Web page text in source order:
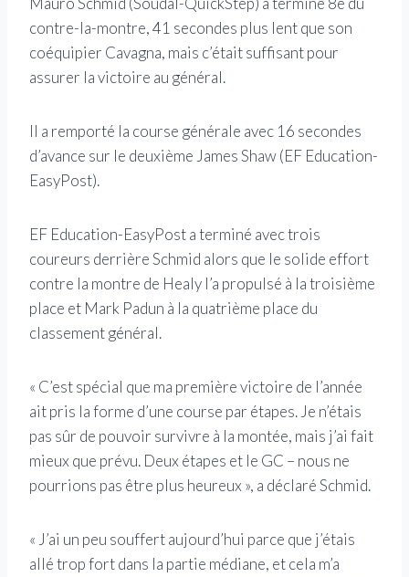
contre-la-montre, 41 secondes plus lent que son
coéquipier Cavagna, mais c’était suffisant pour
assurer la victoire au général.
Il a remporté la course générale avec 16 secondes
d’avance sur le deuxième James Shaw (EF Education-
EasyPost).
EF Education-EasyPost a terminé avec trois
coureurs derrière Schmid alors que le solide effort
contre la montre de Healy l’a propulsé à la troisième
place et Mark Padun à la quatrième place du
classement général.
« C’est spécial que ma première victoire de l’année
ait pris la forme d’une course par étapes. Je n’étais
pas sûr de pouvoir survivre à la montée, mais j’ai fait
mieux que prévu. Deux étapes et le GC – nous ne
pourrions pas être plus heureux », a déclaré Schmid.
« J’ai un peu souffert aujourd’hui parce que j’étais
allé trop fort dans la partie médiane, et cela m’a